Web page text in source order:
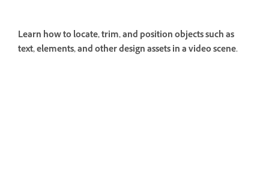
Learn how to locate, trim, and position objects such as
text, elements, and other design assets in a video scene.